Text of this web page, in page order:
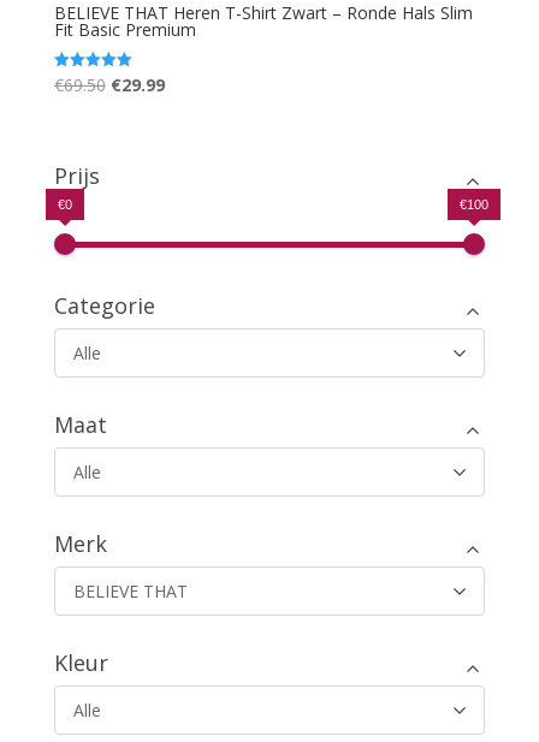
BELIEVE THAT Heren T-Shirt Zwart – Ronde Hals Slim
Fit Basic Premium
Gewaardeerd
5.00
€69.50 Oorspronkelijke
€29.99Huidige
Prijs
€0 €100
Categorie
Alle
Maat
Alle
Merk
BELIEVE THAT
Kleur
Alle